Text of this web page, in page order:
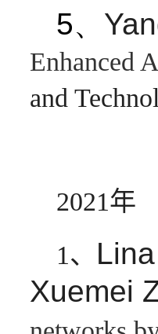
5、
Enhanced
and
2021年
1、
Xuemei